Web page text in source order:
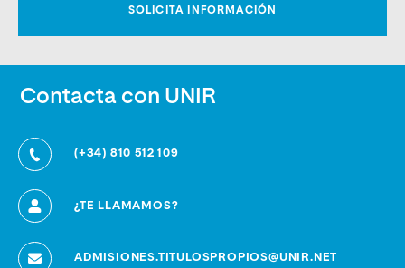
Contacta con UNIR
(+34) 810 512 109
¿TE LLAMAMOS?
ADMISIONES.TITULOSPROPIOS@UNIR.NET